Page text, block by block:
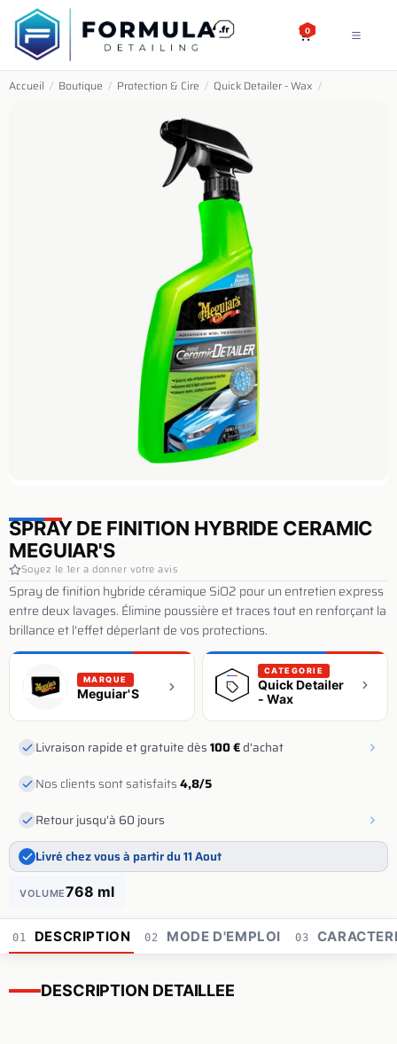
SE RENDRE AU CONTENU
0
Accueil / Boutique / Protection & Cire / Quick Detailer - Wax /
SPRAY DE FINITION HYBRIDE CERAMIC
MEGUIAR'S
Soyez le 1er a donner votre avis
Spray de finition hybride céramique SiO2 pour un entretien express
entre deux lavages. Élimine poussière et traces tout en renforçant la
brillance et l'effet déperlant de vos protections.
MARQUE
Meguiar'S
CATEGORIE
Quick Detailer
- Wax
Livraison rapide et gratuite dès100 €d'achat
Nos clients sont satisfaits4,8/5
Retour jusqu'à 60 jours
Livré chez vous à partir du 11 Aout
VOLUME768 ml
01 DESCRIPTION 02 MODE D'EMPLOI 03
DESCRIPTION DETAILLEE